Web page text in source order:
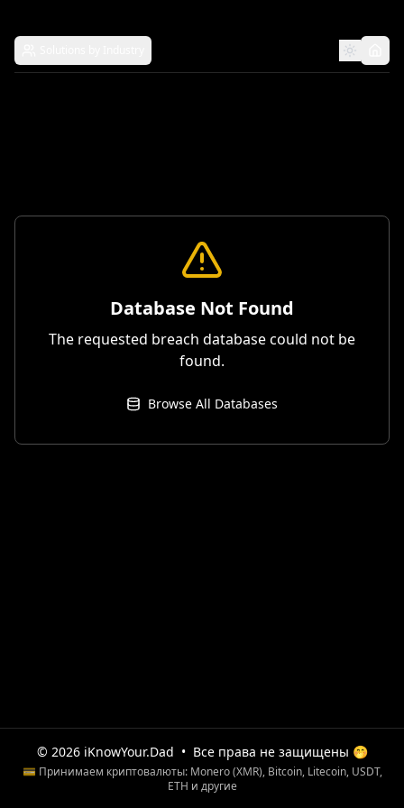
Database Not Found
The requested breach database could not be
found.
Browse All Databases
© 2026 iKnowYour.Dad • Все права не защищены 🤭
💳 Принимаем криптовалюты: Monero (XMR), Bitcoin, Litecoin, USDT,
ETH и другие